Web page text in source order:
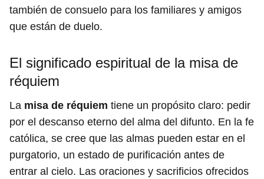
también de consuelo para los familiares y amigos
que están de duelo.
El significado espiritual de la misa de
réquiem
La misa de réquiem tiene un propósito claro: pedir
por el descanso eterno del alma del difunto. En la fe
católica, se cree que las almas pueden estar en el
purgatorio, un estado de purificación antes de
entrar al cielo. Las oraciones y sacrificios ofrecidos